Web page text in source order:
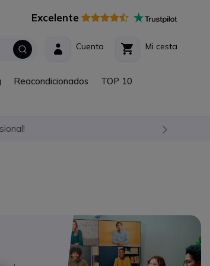
Excelente
Mi cesta
Cuenta
Reacondicionados TOP 10